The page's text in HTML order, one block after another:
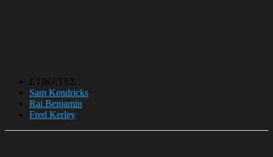
ΕΤΙΚΕΤΕΣ
Sam Kendricks
Rai Benjamin
Fred Kerley